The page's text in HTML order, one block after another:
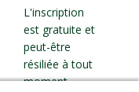
L'inscription
est gratuite et
peut-être
résiliée à tout
moment.